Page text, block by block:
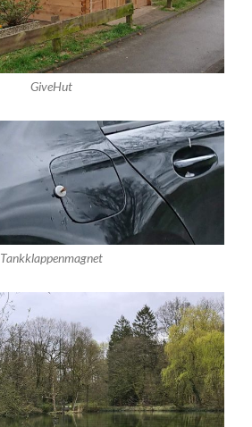
GiveHut
Tankklappenmagnet